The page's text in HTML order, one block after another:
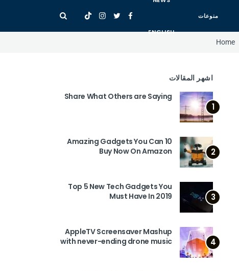
منوعات
ENGLISH
Home
اشهر المقالات
1
Share What Others are Saying
2
10 Amazing Gadgets You Can
Buy Now On Amazon
3
Top 5 New Tech Gadgets You
Must Have In 2019
4
AppleTV Screensaver Mashup
with never-ending drone music